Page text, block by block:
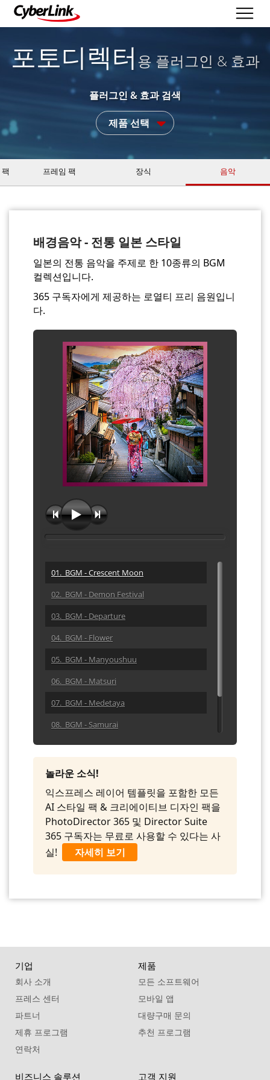
포토디렉터 용 플러그인 & 효과
플러그인 & 효과 검색
제품 선택
프레임 팩 장식 음악
배경음악 - 전통 일본 스타일
일본의 전통 음악을 주제로 한 10종류의 BGM
컬렉션입니다.
365 구독자에게 제공하는 로열티 프리 음원입니
다.
01. BGM - Crescent Moon
02. BGM - Demon Festival
03. BGM - Departure
04. BGM - Flower
05. BGM - Manyoushuu
06. BGM - Matsuri
07. BGM - Medetaya
08. BGM - Samurai
09. BGM - Spring
10. BGM - Tea Ceremony
놀라운 소식!
익스프레스 레이어 템플릿을 포함한 모든
AI 스타일 팩 & 크리에이티브 디자인 팩을
PhotoDirector 365 및 Director Suite
365 구독자는 무료로 사용할 수 있다는 사
실!
자세히 보기
기업
회사 소개
프레스 센터
파트너
제휴 프로그램
연락처
제품
모든 소프트웨어
모바일 앱
대량구매 문의
추천 프로그램
비즈니스 솔루션 고객 지원